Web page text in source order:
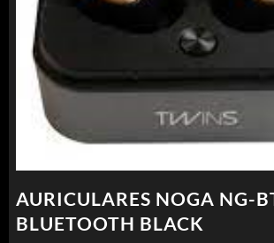
AURICULARES NOGA NG-
BLUETOOTH BLACK